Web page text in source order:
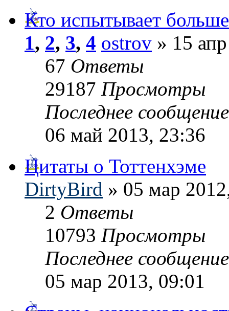
Кто испытывает
1, 2, 3, 4 ostrov » 15
67 Ответы
29187 Просмотры
Последнее
06 май 2013, 23:36
Цитаты о Тоттенхэме
DirtyBird » 05 мар
2 Ответы
10793 Просмотры
Последнее
05 мар 2013, 09:01